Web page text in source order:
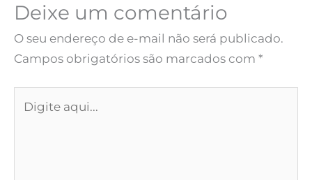
Deixe um comentário
O seu endereço de e-mail não será publicado.
Campos obrigatórios são marcados com *
aqui...